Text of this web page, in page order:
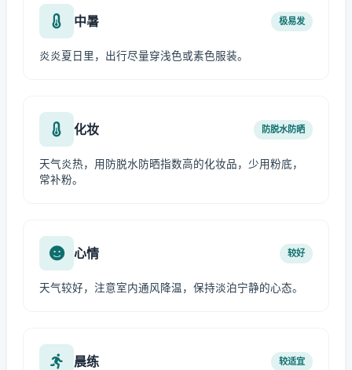
中暑 极易发
炎炎夏日里，出行尽量穿浅色或素色服装。
化妆 防脱水防晒
天气炎热，用防脱水防晒指数高的化妆品，少用粉底，
常补粉。
心情 较好
天气较好，注意室内通风降温，保持淡泊宁静的心态。
晨练 较适宜